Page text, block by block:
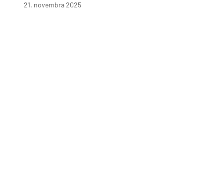
21. novembra 2025